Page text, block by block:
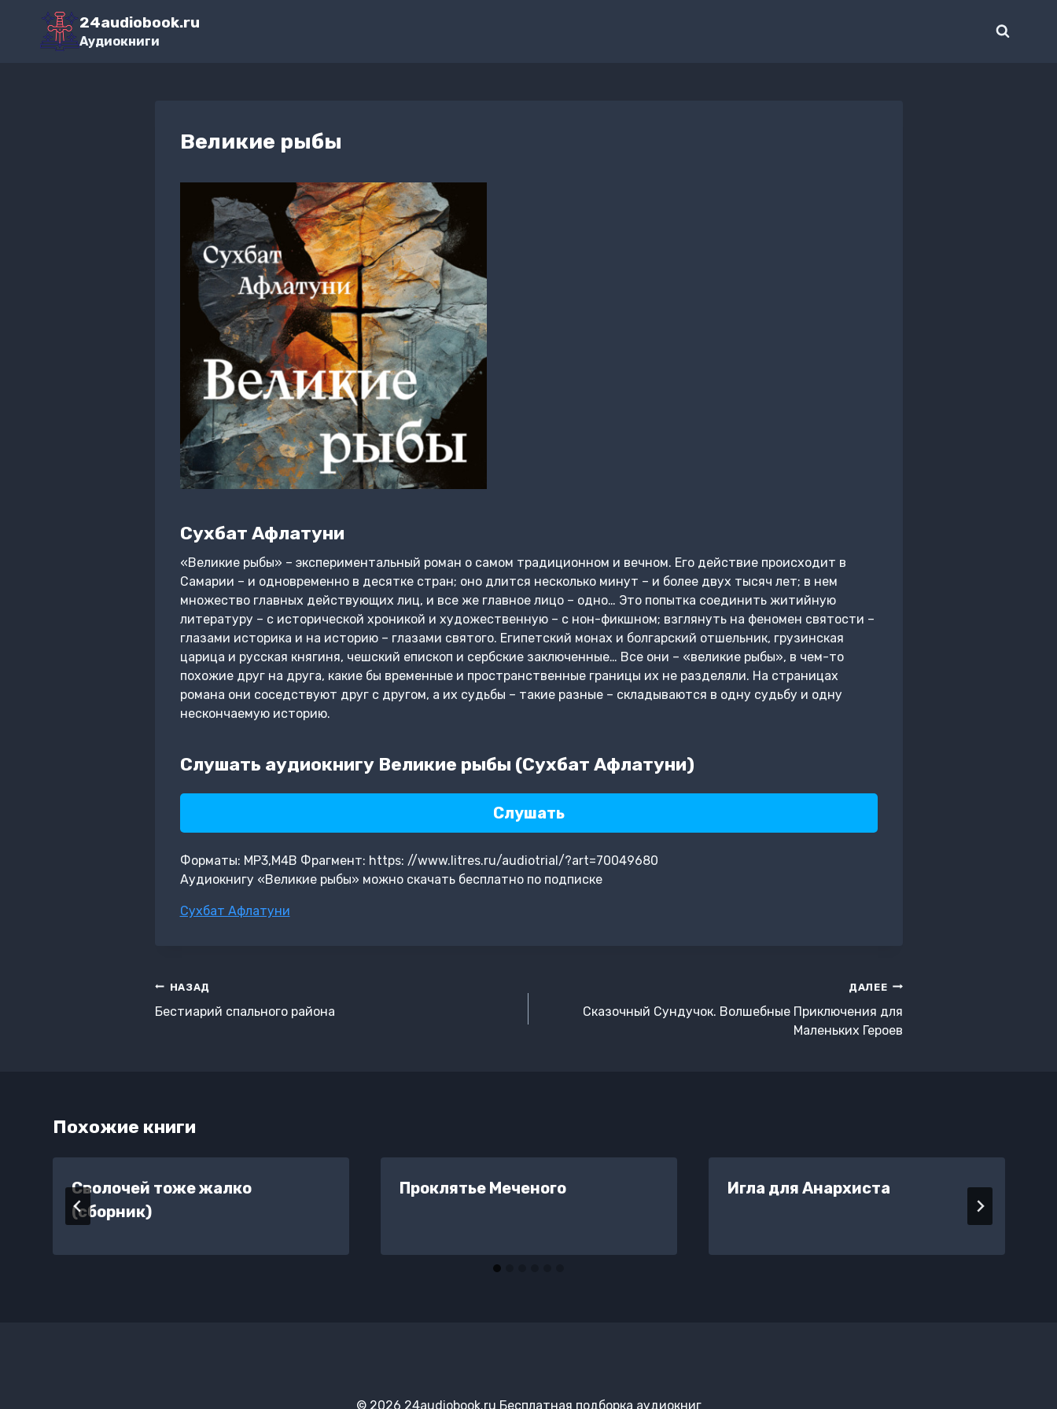
Перейти
содержимому
24audiobook.ru
Аудиокниги
Великие рыбы
Сухбат Афлатуни
«Великие рыбы» – экспериментальный роман о самом традиционном и вечном. Его действие происходит в
Самарии – и одновременно в десятке стран; оно длится несколько минут – и более двух тысяч лет; в нем
множество главных действующих лиц, и все же главное лицо – одно… Это попытка соединить житийную
литературу – с исторической хроникой и художественную – с нон-фикшном; взглянуть на феномен святости –
глазами историка и на историю – глазами святого. Египетский монах и болгарский отшельник, грузинская
царица и русская княгиня, чешский епископ и сербские заключенные… Все они – «великие рыбы», в чем-то
похожие друг на друга, какие бы временные и пространственные границы их не разделяли. На страницах
романа они соседствуют друг с другом, а их судьбы – такие разные – складываются в одну судьбу и одну
нескончаемую историю.
Слушать аудиокнигу Великие рыбы (Сухбат Афлатуни)
Слушать
Форматы: MP3,M4B Фрагмент: https: //www.litres.ru/audiotrial/?art=70049680
Аудиокнигу «Великие рыбы» можно скачать бесплатно по подписке
Метки
Сухбат Афлатуни
Навигация
по
НАЗАД
Бестиарий спального района
ДАЛЕЕ
Сказочный Сундучок. Волшебные Приключения для
Маленьких Героев
Похожие книги
Сволочей тоже жалко
(сборник)
Проклятье Меченого Игла для Анархиста
© 2026 24audiobook.ru Бесплатная подборка аудиокниг